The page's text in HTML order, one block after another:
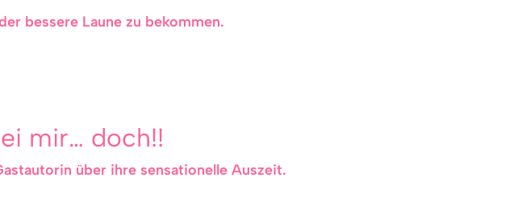
bessere Laune zu bekommen.
mir… doch!!
über ihre sensationelle Auszeit.